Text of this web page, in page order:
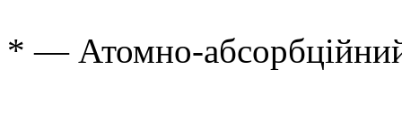
* — Атомно-абсорбційний